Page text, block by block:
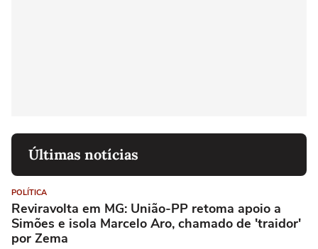
Últimas notícias
POLÍTICA
Reviravolta em MG: União-PP retoma apoio a
Simões e isola Marcelo Aro, chamado de 'traidor'
por Zema